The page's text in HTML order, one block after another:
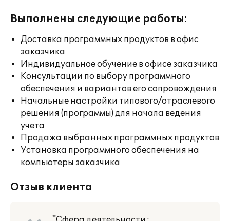
Выполнены следующие работы:
Доставка программных продуктов в офис
заказчика
Индивидуальное обучение в офисе заказчика
Консультации по выбору программного
обеспечения и вариантов его сопровождения
Начальные настройки типового/отраслевого
решения (программы) для начала ведения
учета
Продажа выбранных программных продуктов
Установка программного обеспечения на
компьютеры заказчика
Отзыв клиента